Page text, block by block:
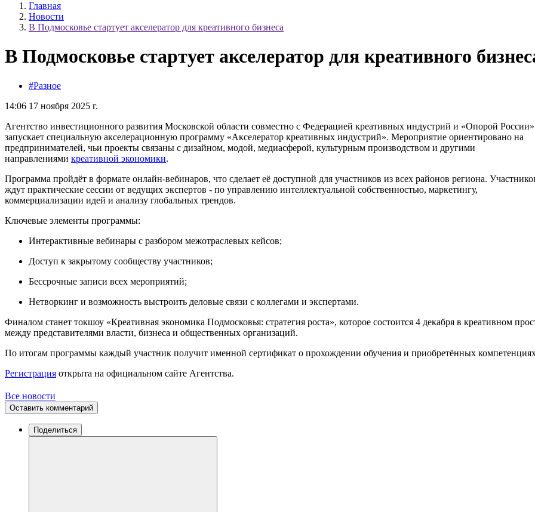
Главная
Новости
В Подмосковье стартует акселератор для креативного бизнеса
В Подмосковье стартует акселератор для креативного
#Разное
14:06 17 ноября 2025 г.
Агентство инвестиционного развития Московской области совместно с Федерацией креативных индустрий и «Опорой России»
запускает специальную акселерационную программу «Акселератор креативных индустрий». Мероприятие ориентировано на
предпринимателей, чьи проекты связаны с дизайном, модой, медиасферой, культурным производством и другими
направлениями креативной экономики.
Программа пройдёт в формате онлайн-вебинаров, что сделает её доступной для участников из всех районов региона.
ждут практические сессии от ведущих экспертов - по управлению интеллектуальной собственностью, маркетингу,
коммерциализации идей и анализу глобальных трендов.
Ключевые элементы программы:
Интерактивные вебинары с разбором межотраслевых кейсов;
Доступ к закрытому сообществу участников;
Бессрочные записи всех мероприятий;
Нетворкинг и возможность выстроить деловые связи с коллегами и экспертами.
Финалом станет токшоу «Креативная экономика Подмосковья: стратегия роста», которое состоится 4 декабря в креативном
между представителями власти, бизнеса и общественных организаций.
По итогам программы каждый участник получит именной сертификат о прохождении обучения и приобретённых
Регистрация открыта на официальном сайте Агентства.
Все новости
Оставить комментарий
Поделиться